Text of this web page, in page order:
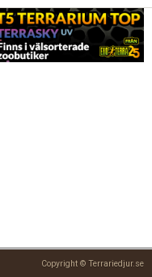
Copyright © Terrariedjur.se